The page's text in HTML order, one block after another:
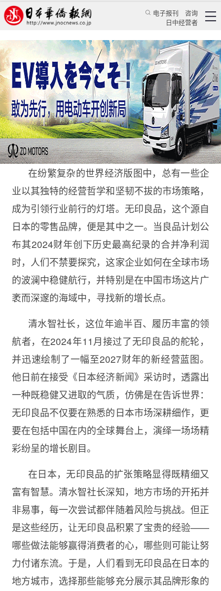
电子报刊
咨询
日中经营者
无印良品能否在稳健与进取中绘就全球增长新篇
程千凡 评论 日本纵横
日本华侨报 2025/1/8 13:54:20
在纷繁复杂的世界经济版图中，总有一些企
业以其独特的经营哲学和坚韧不拔的市场策略，
成为引领行业前行的灯塔。无印良品，这个源自
日本的零售品牌，便是其中之一。当良品计划公
布其2024财年创下历史最高纪录的合并净利润
时，人们不禁要探究，这家企业如何在全球市场
的波澜中稳健航行，并特别是在中国市场这片广
袤而深邃的海域中，寻找新的增长点。
清水智社长，这位年逾半百、履历丰富的领
航者，在2024年11月接过了无印良品的舵轮，
并迅速绘制了一幅至2027财年的新经营蓝图。
他日前在接受《日本经济新闻》采访时，透露出
一种既稳健又进取的气质，仿佛是在告诉世界：
无印良品不仅要在熟悉的日本市场深耕细作，更
要在包括中国在内的全球舞台上，演绎一场场精
彩纷呈的增长剧目。
在日本，无印良品的扩张策略显得既精细又
富有智慧。清水智社长深知，地方市场的开拓并
非易事，每一次尝试都伴随着风险与挑战。但正
是这些经历，让无印良品积累了宝贵的经验——
哪些做法能够赢得消费者的心，哪些则可能让努
力付诸东流。于是，人们看到无印良品在日本的
地方城市，选择那些能够充分展示其品牌形象的